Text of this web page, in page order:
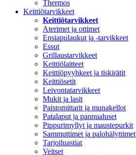
Thermos
Keittiötarvikkeet
Keittiötarvikkeet
Aterimet ja ottimet
Ensiapulaukut ja -tarvikkeet
Essut
Grillaustarvikkeet
Keittiölaitteet
Keittiöpyyhkeet ja tiskirätit
Keittiösetit
Leivontatarvikkeet
Mukit ja lasit
Paistomittarit ja munakellot
Patalaput ja pannualuset
Pippurimyllyt ja maustepurkit
Sammuttimet ja palohälyttimet
Tarjoiluastiat
Veitset